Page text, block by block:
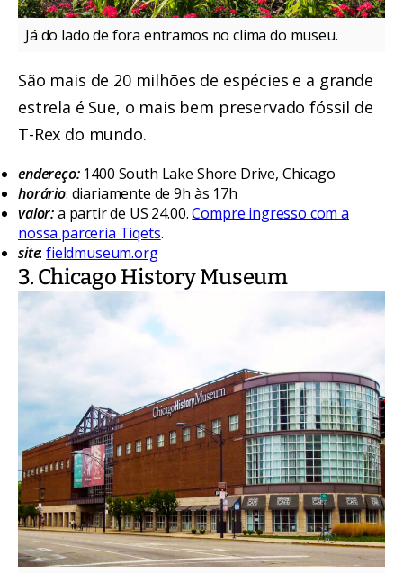
Já do lado de fora entramos no clima do museu.
São mais de 20 milhões de espécies e a grande
estrela é Sue, o mais bem preservado fóssil de
T-Rex do mundo.
endereço:1400 South Lake Shore Drive, Chicago
horário: diariamente de 9h às 17h
valor:a partir de US 24.00.Compre ingresso com a
nossa parceria Tiqets.
site:fieldmuseum.org
3. Chicago History Museum